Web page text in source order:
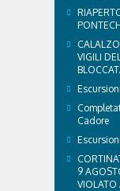
VIGILI
Cadore
9
VIOLATO